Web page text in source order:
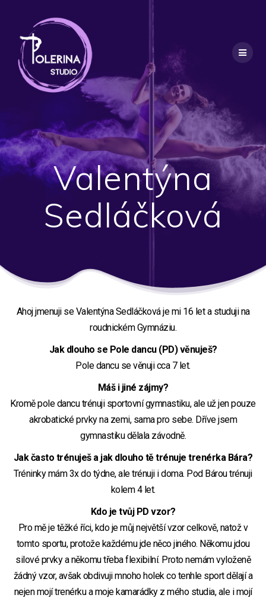
Valentýna
Sedláčková
Ahoj jmenuji se Valentýna Sedláčková je mi 16 let a studuji na
roudnickém Gymnáziu.
Jak dlouho se Pole dancu (PD) věnuješ?
Pole dancu se věnuji cca 7 let.
Máš i jiné zájmy?
Kromě pole dancu trénuji sportovní gymnastiku, ale už jen pouze
akrobatické prvky na zemi, sama pro sebe. Dříve jsem
gymnastiku dělala závodně.
Jak často trénuješ a jak dlouho tě trénuje trenérka Bára?
Tréninky mám 3x do týdne, ale trénuji i doma. Pod Bárou trénuji
kolem 4 let.
Kdo je tvůj PD vzor?
Pro mě je těžké říci, kdo je můj největší vzor celkově, natož v
tomto sportu, protože každému jde něco jiného. Někomu jdou
silové prvky a někomu třeba flexibilní. Proto nemám vyloženě
žádný vzor, avšak obdivuji mnoho holek co tenhle sport dělají a
nejen mojí trenérku a moje kamarádky z mého studia, ale i mojí